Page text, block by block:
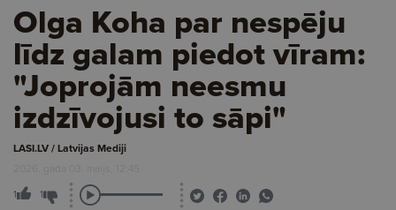
Olga Koha par nespēju
līdz galam piedot vīram:
"Joprojām neesmu
izdzīvojusi to sāpi"
LASI.LV / Latvijas Mediji
2026. gada 03. maijs, 12:45
1 1